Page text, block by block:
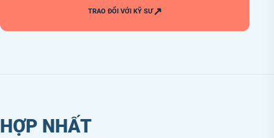
TRAO ĐỔI VỚI KỸ SƯ↗
HỢP NHẤT